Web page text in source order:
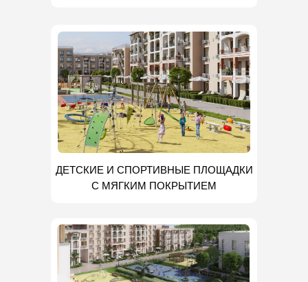
ДЕТСКИЕ И СПОРТИВНЫЕ ПЛОЩАДКИ
С МЯГКИМ ПОКРЫТИЕМ